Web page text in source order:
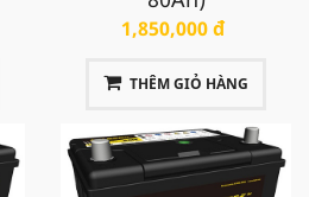
1,850,000 đ
THÊM GIỎ HÀNG